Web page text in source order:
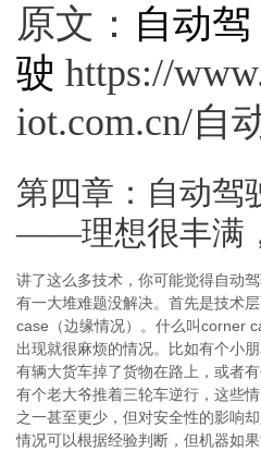
原文： 自动驾
驶 https://
iot.com.cn/自
第四章：自动驾
——理想很丰满
讲了这么多技术，你可能觉得自动
有一大堆难题没解决。首先是技术
case（边缘情况）。什么叫corner
出现就很麻烦的情况。比如有个小
有辆大货车掉了货物在路上，或者
有个老大爷推着三轮车逆行，这些
之一甚至更少，但对安全性的影响
情况可以根据经验判断，但机器如